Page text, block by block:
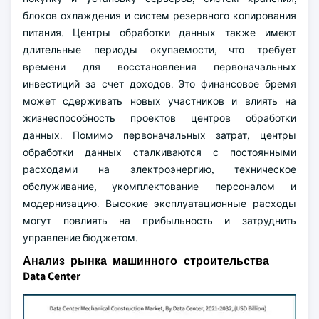
блоков охлаждения и систем резервного копирования
питания. Центры обработки данных также имеют
длительные периоды окупаемости, что требует
времени для восстановления первоначальных
инвестиций за счет доходов. Это финансовое бремя
может сдерживать новых участников и влиять на
жизнеспособность проектов центров обработки
данных. Помимо первоначальных затрат, центры
обработки данных сталкиваются с постоянными
расходами на электроэнергию, техническое
обслуживание, укомплектование персоналом и
модернизацию. Высокие эксплуатационные расходы
могут повлиять на прибыльность и затруднить
управление бюджетом.
Анализ рынка машинного строительства
Data Center